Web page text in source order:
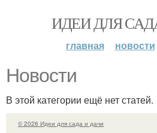
ИДЕИ ДЛЯ
главная новости
Новости
В этой категории ещё нет статей.
© 2026 Идеи для сада и дачи